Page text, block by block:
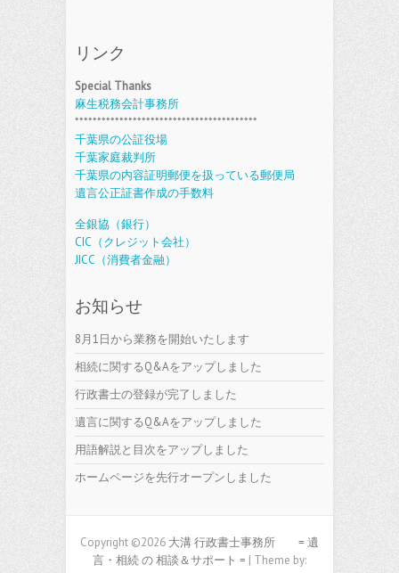
リンク
Special Thanks
麻生税務会計事務所
*****************************************
千葉県の公証役場
千葉家庭裁判所
千葉県の内容証明郵便を扱っている郵便局
遺言公正証書作成の手数料
全銀協（銀行）
CIC（クレジット会社）
JICC（消費者金融）
お知らせ
8月1日から業務を開始いたします
相続に関するQ&Aをアップしました
行政書士の登録が完了しました
遺言に関するQ&Aをアップしました
用語解説と目次をアップしました
ホームページを先行オープンしました
Copyright ©2026 大溝 行政書士事務所 = 遺
言・相続 の 相談＆サポート = | Theme by: